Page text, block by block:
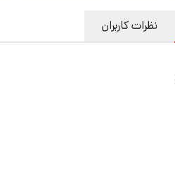
نظرات کاربران